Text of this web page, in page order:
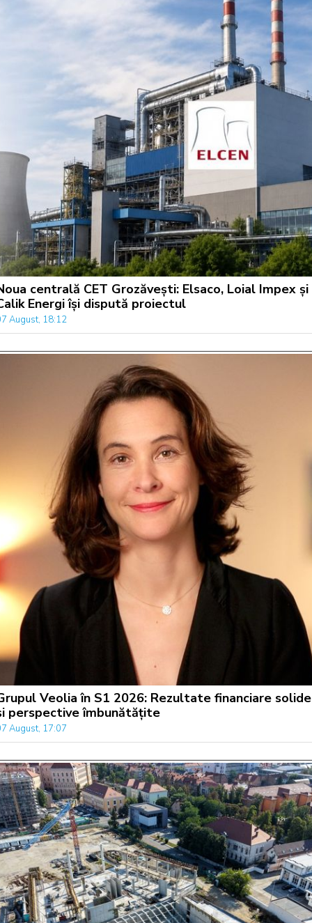
centrală CET Grozăvești: Elsaco, Loial Impex și
Energi își dispută proiectul
August, 18:12
Veolia în S1 2026: Rezultate financiare solide
perspective îmbunătățite
August, 17:07